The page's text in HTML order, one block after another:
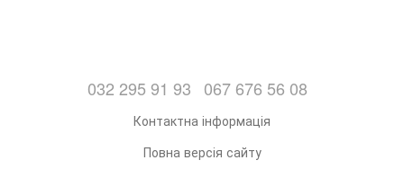
032 295 91 93 067 676 56 08
Контактна інформація
Повна версія сайту